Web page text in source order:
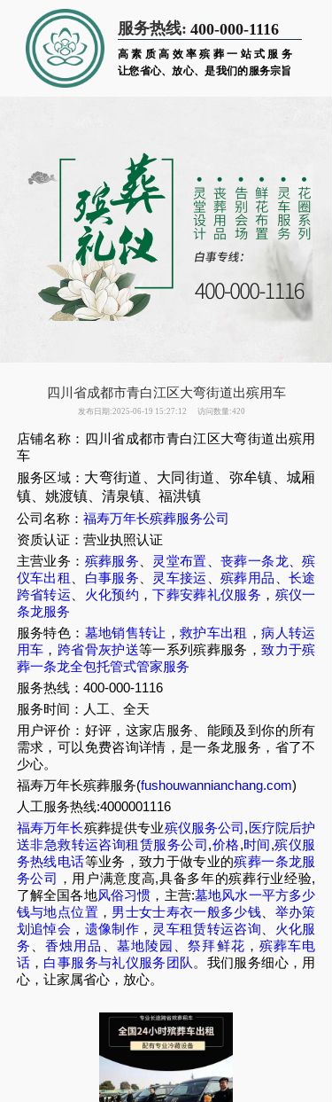
服务热线: 400-000-1116
高素质高效率殡葬一站式服务
让您省心、放心、是我们的服务宗旨
四川省成都市青白江区大弯街道出殡用车
发布日期:2025-06-19 15:27:12 访问数量:420
店铺名称：四川省成都市青白江区大弯街道出殡用
车
服务区域： 大弯街道、大同街道、弥牟镇、城厢
镇、姚渡镇、清泉镇、福洪镇
公司名称： 福寿万年长殡葬服务公司
资质认证：营业执照认证
主营业务： 殡葬服务 灵堂布置 、丧葬一条龙 、殡
仪车出租
白事服务 灵车接运 、殡葬用品
长途
跨省转运
火化预约 ，下葬安葬礼仪服务 ， 殡仪一
条龙服务
服务特色： 墓地销售转让 ，救护车出租 ，病人转运
用车 ， 跨省骨灰护送等一系列殡葬服务，致力于殡
葬一条龙全包托管式管家服务
服务热线：400-000-1116
服务时间：人工、全天
用户评价：好评，这家店服务、能顾及到你的所有
需求，可以免费咨询详情，是一条龙服务，省了不
少心。
福寿万年长殡葬服务(fushouwannianchang.com)
人工服务热线:4000001116
福寿万年长殡葬提供专业殡仪服务公司,医疗院后护
送非急救转运咨询租赁服务公司,价格,时间,殡仪服
务热线电话等业务，致力于做专业的殡葬一条龙服
务公司 ，用户满意度高,具备多年的殡葬行业经验,
了解全国各地风俗习惯 ，主营:墓地风水一平方多少
钱与地点位置， 男士女士寿衣一般多少钱
举办策
划追悼会 ， 遗像制作， 灵车租赁转运咨询
火化服
务
香烛用品 墓地陵园 、祭拜鲜花 ， 殡葬车电
话 ， 白事服务与礼仪服务团队 。我们服务细心，用
心，让家属省心，放心。